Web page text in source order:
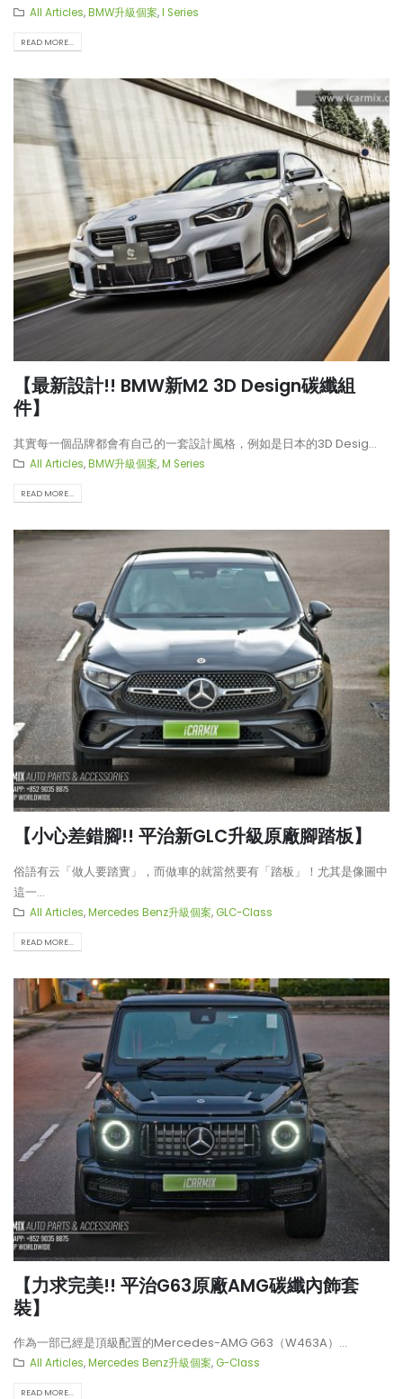
All Articles,BMW升級個案,I Series
READ MORE...
【最新設計!! BMW新M2 3D Design碳纖組
件】
其實每一個品牌都會有自己的一套設計風格，例如是日本的3D Desig...
All Articles,BMW升級個案,M Series
READ MORE...
【小心差錯腳!! 平治新GLC升級原廠腳踏板】
俗語有云「做人要踏實」，而做車的就當然要有「踏板」！尤其是像圖中
這一...
All Articles,Mercedes Benz升級個案, GLC-Class
READ MORE...
【力求完美!! 平治G63原廠AMG碳纖內飾套
裝】
作為一部已經是頂級配置的Mercedes-AMG G63（W463A）...
All Articles,Mercedes Benz升級個案, G-Class
READ MORE...